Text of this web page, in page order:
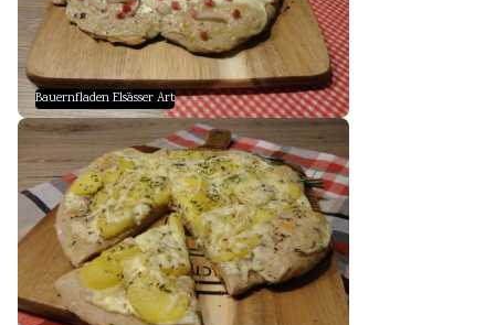
Bauernfladen Elsässer Art